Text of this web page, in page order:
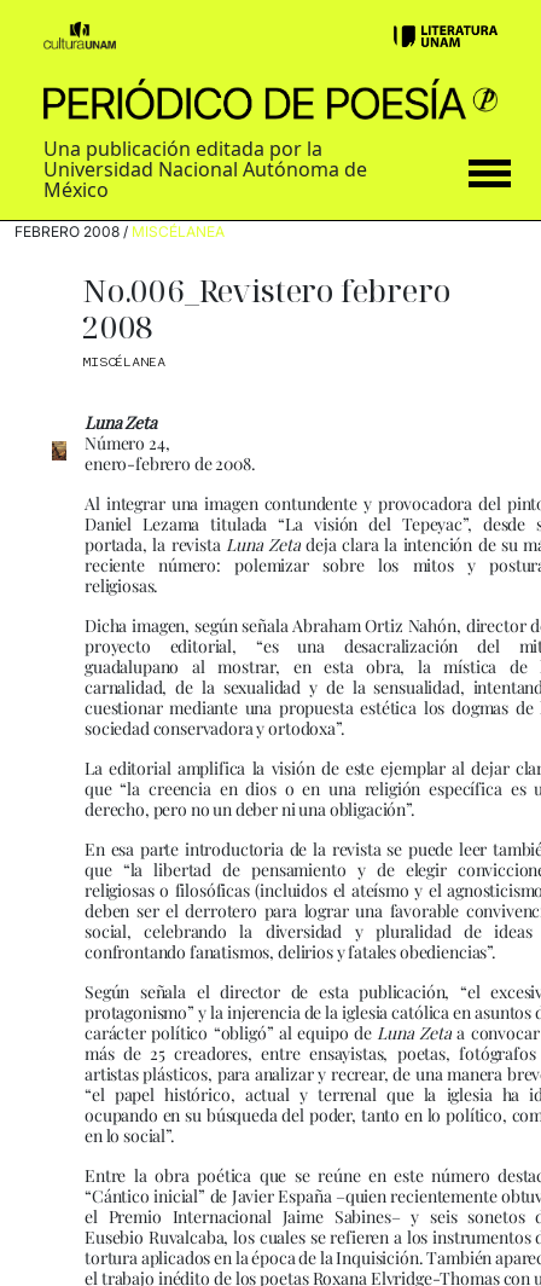
Una publicación editada por la
Universidad Nacional Autónoma de
México
FEBRERO 2008 / MISCÉLANEA
No.006_Revistero febrero
2008
MISCÉLANEA
Luna Zeta
Número 24,
enero-febrero de 2008.
Al integrar una imagen contundente y provocadora del
Daniel Lezama titulada “La visión del Tepeyac”, desde
portada, la revistaLuna Zetadeja clara la intención de su
reciente número: polemizar sobre los mitos y
religiosas.
Dicha imagen, según señala Abraham Ortiz Nahón, director
proyecto editorial, “es una desacralización del
guadalupano al mostrar, en esta obra, la mística de
carnalidad, de la sexualidad y de la sensualidad,
cuestionar mediante una propuesta estética los dogmas de
sociedad conservadora y ortodoxa”.
La editorial amplifica la visión de este ejemplar al dejar
que “la creencia en dios o en una religión específica es
derecho, pero no un deber ni una obligación”.
En esa parte introductoria de la revista se puede leer
que “la libertad de pensamiento y de elegir
religiosas o filosóficas (incluidos el ateísmo y el
deben ser el derrotero para lograr una favorable
social, celebrando la diversidad y pluralidad de
confrontando fanatismos, delirios y fatales obediencias”.
Según señala el director de esta publicación, “el
protagonismo” y la injerencia de la iglesia católica en asuntos
carácter político “obligó” al equipo deLuna Zetaa
más de 25 creadores, entre ensayistas, poetas,
artistas plásticos, para analizar y recrear, de una manera
“el papel histórico, actual y terrenal que la iglesia ha
ocupando en su búsqueda del poder, tanto en lo político,
en lo social”.
Entre la obra poética que se reúne en este número
“Cántico inicial” de Javier España –quien recientemente
el Premio Internacional Jaime Sabines– y seis sonetos
Eusebio Ruvalcaba, los cuales se refieren a los instrumentos
tortura aplicados en la época de la Inquisición. También
el trabajo inédito de los poetas Roxana Elvridge-Thomas con